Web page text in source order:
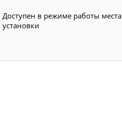
Доступен в режиме работы места
установки